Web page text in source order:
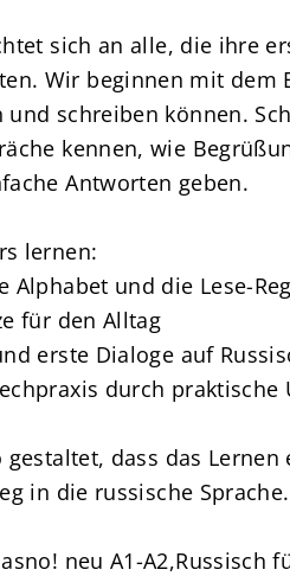
sich an alle, die ihre
Wir beginnen mit dem
und schreiben können.
kennen, wie
Antworten geben.
lernen:
Alphabet und die Lese-
für den Alltag
erste Dialoge auf
durch praktische
gestaltet, dass das
in die russische Sprache.
neu A1-A2,Russisch